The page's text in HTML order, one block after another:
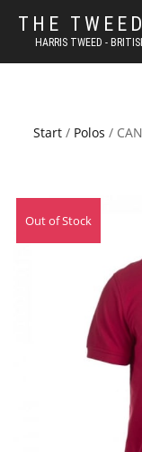
THE
HARRIS TWEED -
Start/ Polos /
Out of Stock